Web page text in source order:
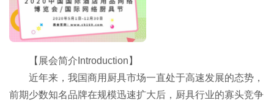
【展会简介Introduction】
近年来，我国商用厨具市场一直处于高速发展的态势，
前期少数知名品牌在规模迅速扩大后，厨具行业的寡头竞争